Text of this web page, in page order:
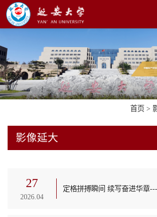
首页 >
影像延大
27
2026.04